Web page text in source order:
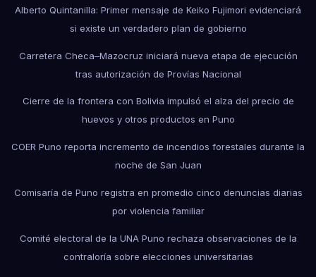
Alberto Quintanilla: Primer mensaje de Keiko Fujimori evidenciará
si existe un verdadero plan de gobierno
Carretera Checa–Mazocruz iniciará nueva etapa de ejecución
tras autorización de Provías Nacional
Cierre de la frontera con Bolivia impulsó el alza del precio de
huevos y otros productos en Puno
COER Puno reporta incremento de incendios forestales durante la
noche de San Juan
Comisaría de Puno registra en promedio cinco denuncias diarias
por violencia familiar
Comité electoral de la UNA Puno rechaza observaciones de la
contraloría sobre elecciones universitarias